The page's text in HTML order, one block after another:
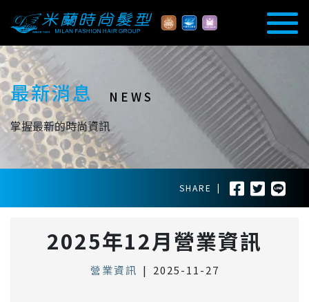
最新消息 NEWS
掌握最新的時尚資訊
SHARE |
2025年12月營業資訊
營業資訊 | 2025-11-27